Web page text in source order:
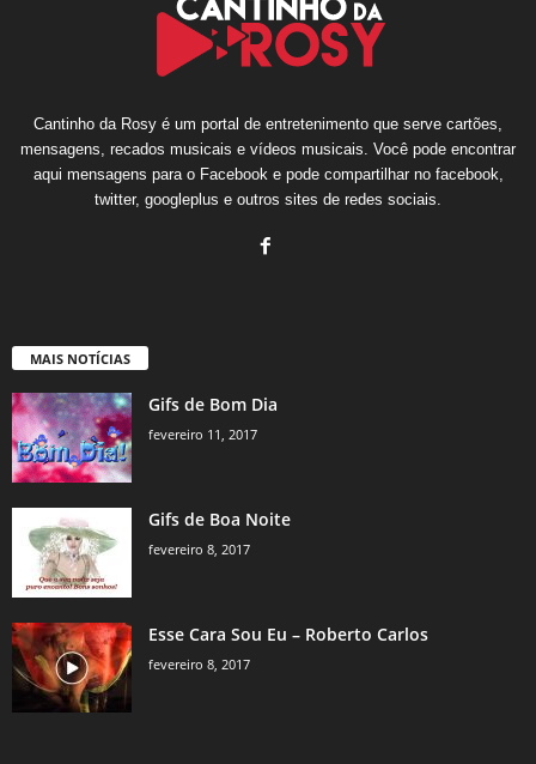
Cantinho da Rosy é um portal de entretenimento que serve cartões,
mensagens, recados musicais e vídeos musicais. Você pode encontrar
aqui mensagens para o Facebook e pode compartilhar no facebook,
twitter, googleplus e outros sites de redes sociais.
MAIS NOTÍCIAS
Gifs de Bom Dia
fevereiro 11, 2017
Gifs de Boa Noite
fevereiro 8, 2017
Esse Cara Sou Eu – Roberto Carlos
fevereiro 8, 2017